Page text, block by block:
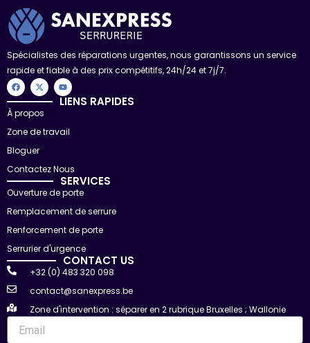
Spécialistes des réparations urgentes, nous garantissons un service
rapide et fiable à des prix compétitifs, 24h/24 et 7j/7.
F
a
c
b
o
X
-
t
i
t
r
Y
o
u
t
e
LIENS RAPIDES
À propos
Zone de travail
Bloguer
Contactez Nous
SERVICES
Ouverture de porte
Remplacement de serrure
Renforcement de porte
Serrurier d'urgence
CONTACT US
+32 (0) 483 320 098
contact@sanexpress.be
Zone d'intervention : séparer en 2 rubrique Bruxelles ; Wallonie